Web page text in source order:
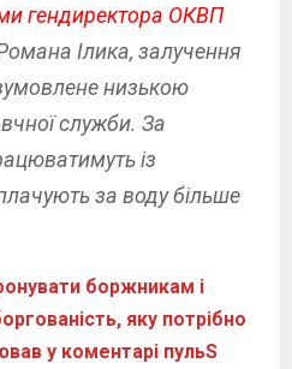
гендиректора ОКВП
Ілика, залучення
низькою
служби. За
із
зa воду більшe
боржникам і
яку потрібно
у коментарі пульS